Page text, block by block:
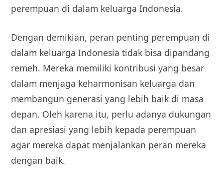
perempuan di dalam keluarga Indonesia.
Dengan demikian, peran penting perempuan di
dalam keluarga Indonesia tidak bisa dipandang
remeh. Mereka memiliki kontribusi yang besar
dalam menjaga keharmonisan keluarga dan
membangun generasi yang lebih baik di masa
depan. Oleh karena itu, perlu adanya dukungan
dan apresiasi yang lebih kepada perempuan
agar mereka dapat menjalankan peran mereka
dengan baik.